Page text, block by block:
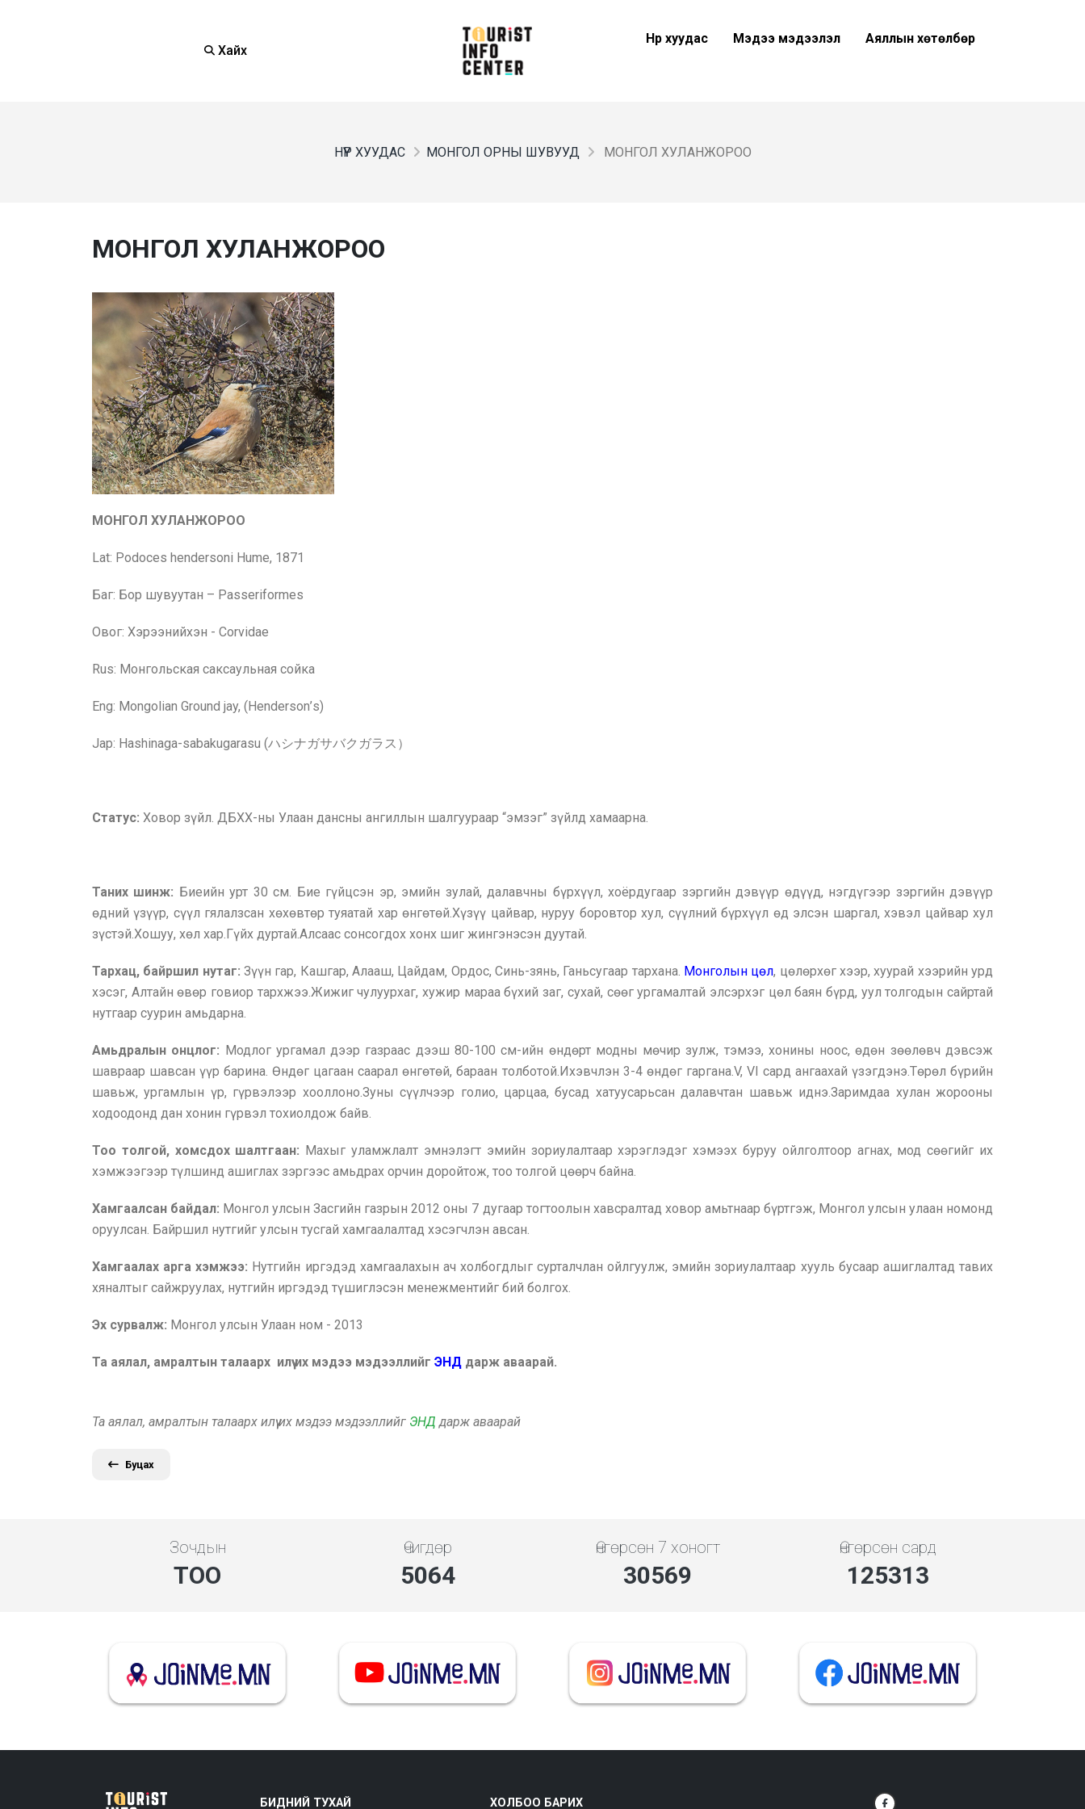
Хайх
Нүүр хуудас Мэдээ мэдээлэл Аяллын хөтөлбөр
НҮҮР ХУУДАС МОНГОЛ ОРНЫ ШУВУУД МОНГОЛ ХУЛАНЖОРОО
МОНГОЛ ХУЛАНЖОРОО
МОНГОЛ ХУЛАНЖОРОО
Lat: Podoces hendersoni Hume, 1871
Баг: Бор шувуутан – Passeriformes
Овог: Хэрээнийхэн - Corvidae
Rus: Монгольская саксаульная сойка
Eng: Mongolian Ground jay, (Henderson’s)
Jap: Hashinaga-sabakugarasu (ハシナガサバクガラス）
Статус: Ховор зүйл. ДБХХ-ны Улаан дансны ангиллын шалгуураар “эмзэг” зүйлд хамаарна.
Таних шинж: Биеийн урт 30 см. Бие гүйцсэн эр, эмийн зулай, далавчны бүрхүүл, хоёрдугаар зэргийн дэвүүр өдүүд, нэгдүгээр зэргийн дэвүүр
өдний үзүүр, сүүл гялалзсан хөхөвтөр туяатай хар өнгөтөй.Хүзүү цайвар, нуруу боровтор хул, сүүлний бүрхүүл өд элсэн шаргал, хэвэл цайвар хул
зүстэй.Хошуу, хөл хар.Гүйх дуртай.Алсаас сонсогдох хонх шиг жингэнэсэн дуутай.
Тархац, байршил нутаг: Зүүн гар, Кашгар, Алааш, Цайдам‚ Ордос, Синь-зянь, Ганьсугаар тархана. Монголын цөл, цөлөрхөг хээр, хуурай хээрийн урд
хэсэг, Алтайн өвөр говиор тархжээ.Жижиг чулуурхаг, хужир мараа бүхий заг, сухай, сөөг ургамалтай элсэрхэг цөл баян бүрд, уул толгодын сайртай
нутгаар суурин амьдарна.
Амьдралын онцлог: Модлог ургамал дээр газраас дээш 80-100 см-ийн өндөрт модны мөчир зулж, тэмээ, хонины ноос, өдөн зөөлөвч дэвсэж
шавраар шавсан үүр барина. Өндөг цагаан саарал өнгөтөй, бараан толботой.Ихэвчлэн 3-4 өндөг гаргана.V, VI сард ангаахай үзэгдэнэ.Төрөл бүрийн
шавьж, ургамлын үр, гүрвэлээр хооллоно.Зуны сүүлчээр голио, царцаа, бусад хатуусарьсан далавчтан шавьж иднэ.Заримдаа хулан жорооны
ходоодонд дан хонин гүрвэл тохиолдож байв.
Тоо толгой, хомсдох шалтгаан: Махыг уламжлалт эмнэлэгт эмийн зориулалтаар хэрэглэдэг хэмээх буруу ойлголтоор агнах, мод сөөгийг их
хэмжээгээр түлшинд ашиглах зэргээс амьдрах орчин доройтож‚ тоо толгой цөөрч байна.
Хамгаалсан байдал: Монгол улсын Засгийн газрын 2012 оны 7 дугаар тогтоолын хавсралтад ховор амьтнаар бүртгэж, Монгол улсын улаан номонд
оруулсан. Байршил нутгийг улсын тусгай хамгаалалтад хэсэгчлэн авсан.
Хамгаалах арга хэмжээ: Нутгийн иргэдэд хамгаалахын ач холбогдлыг сурталчлан ойлгуулж, эмийн зориулалтаар хууль бусаар ашиглалтад тавих
хяналтыг сайжруулах, нутгийн иргэдэд түшиглэсэн менежментийг бий болгох.
Эх сурвалж: Монгол улсын Улаан ном - 2013
Та аялал, амралтын талаарх илүү их мэдээ мэдээллийг ЭНД дарж аваарай.
Та аялал, амралтын талаарх илүү их мэдээ мэдээллийг ЭНД дарж аваарай
Буцах
Зочдын
ТОО
Өчигдөр
5843
Өнгөрсөн 7 хоногт
35272
Өнгөрсөн сард
144592
БИДНИЙ ТУХАЙ ХОЛБОО БАРИХ